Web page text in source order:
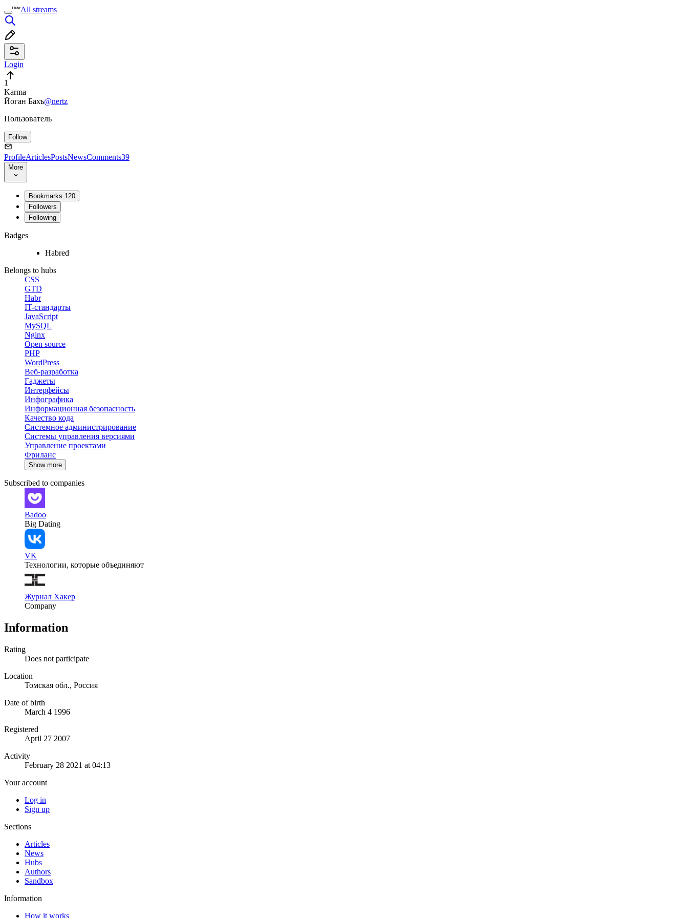
All streams
Login
1
Karma
Йоган Бахъ@nertz
Пользователь
Follow
ProfileArticlesPostsNewsComments39
More
Bookmarks 120
Followers
Following
Badges
Habred
Belongs to hubs
CSS
GTD
Habr
IT-стандарты
JavaScript
MySQL
Nginx
Open source
PHP
WordPress
Веб-разработка
Гаджеты
Интерфейсы
Инфографика
Информационная безопасность
Качество кода
Системное администрирование
Системы управления версиями
Управление проектами
Фриланс
Show more
Subscribed to companies
Badoo
Big Dating
VK
Технологии, которые объединяют
Журнал Хакер
Company
Information
Rating
Does not participate
Location
Томская обл., Россия
Date of birth
March 4 1996
Registered
April 27 2007
Activity
February 28 2021 at 04:13
Your account
Log in
Sign up
Sections
Articles
News
Hubs
Authors
Sandbox
Information
How it works